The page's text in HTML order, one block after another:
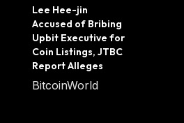
Lee Hee-jin
Accused of Bribing
Upbit Executive for
Coin Listings, JTBC
Report Alleges
BitcoinWorld